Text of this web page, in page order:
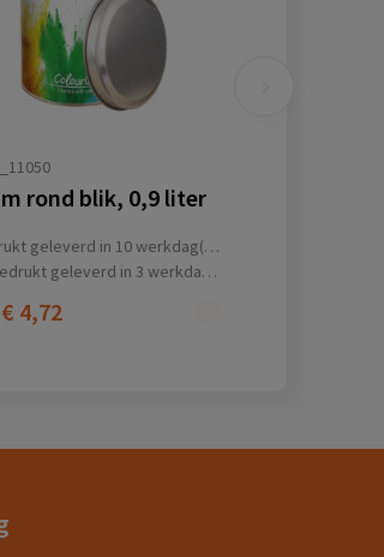
rond blik, 0,9 liter
geleverd in 10 werkdag(en)
geleverd in 3 werkdag(en)
€ 4,72